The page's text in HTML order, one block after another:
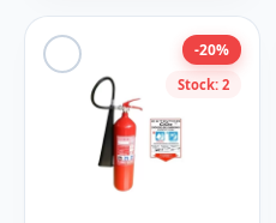
Stock: 2
-20%